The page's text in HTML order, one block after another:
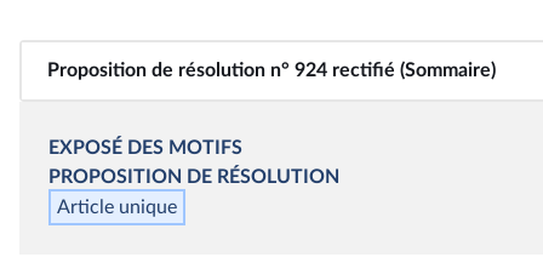
Proposition de résolution n° 924 rectifié (Sommaire)
EXPOSÉ DES MOTIFS
PROPOSITION DE RÉSOLUTION
Article unique